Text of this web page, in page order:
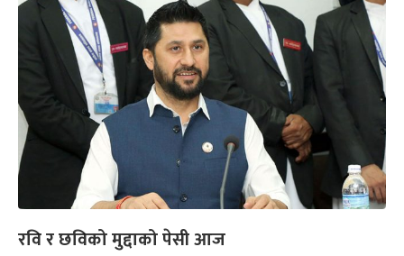
रवि र छविको मुद्दाको पेसी आज